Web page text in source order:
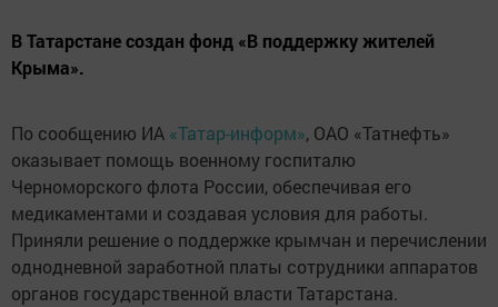
В Татарстане создан фонд «В поддержку жителей
Крыма».
По сообщению ИА «Татар-информ», ОАО «Татнефть»
оказывает помощь военному госпиталю
Черноморского флота России, обеспечивая его
медикаментами и создавая условия для работы.
Приняли решение о поддержке крымчан и перечислении
однодневной заработной платы сотрудники аппаратов
органов государственной власти Татарстана.